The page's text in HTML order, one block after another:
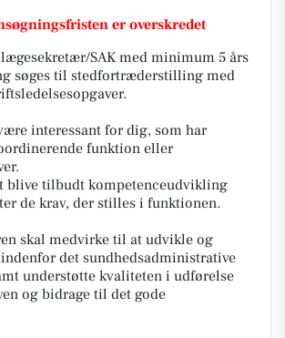
er overskredet
SAK med minimum 5 års
søges til stedfortræderstilling med
interessant for dig, som har
funktion eller
blive tilbudt kompetenceudvikling
de krav, der stilles i funktionen.
skal medvirke til at udvikle og
det sundhedsadministrative
understøtte kvaliteten i udførelse
og bidrage til det gode